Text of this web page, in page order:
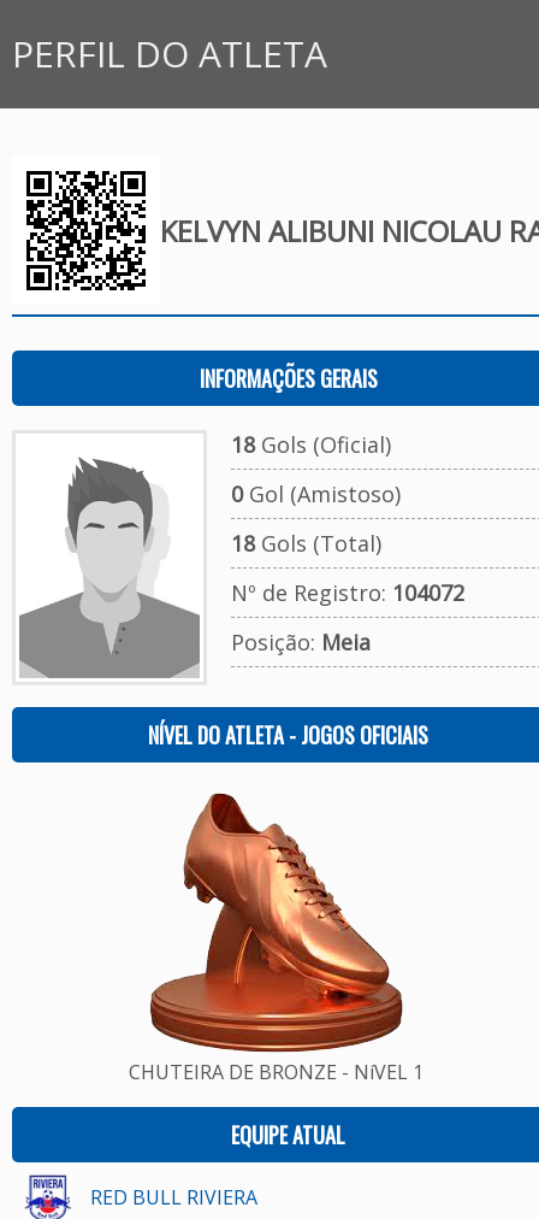
PERFIL DO ATLETA
KELVYN ALIBUNI NICOLAU
INFORMAÇÕES GERAIS
18Gols (Oficial)
0Gol (Amistoso)
18Gols (Total)
Nº de Registro: 104072
Posição: Meia
NÍVEL DO ATLETA - JOGOS OFICIAIS
CHUTEIRA DE BRONZE - NíVEL 1
EQUIPE ATUAL
RED BULL RIVIERA